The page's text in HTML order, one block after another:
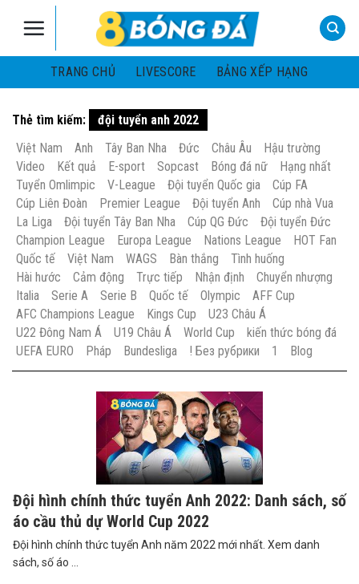
TRANG CHỦ
LIVESCORE BẢNG XẾP HẠNG
Thẻ tìm kiếm:
đội tuyển anh 2022
Việt Nam
Anh Tây Ban Nha Đức Châu Âu
Hậu trường
Video
Kết quả E-sport Sopcast Bóng đá nữ
Hạng nhất
Tuyển Omlimpic
V-League Đội tuyển Quốc gia
Cúp FA
Cúp Liên Đoàn
Premier League Đội tuyển Anh
Cúp nhà Vua
La Liga
Đội tuyển Tây Ban Nha Cúp QG Đức
Đội tuyển Đức
Champion League
Europa League Nations League
HOT Fan
Quốc tế
Việt Nam WAGS Bàn thắng
Tình huống
Hài hước
Cảm động Trực tiếp Nhận định
Chuyển nhượng
Italia
Serie A Serie B Quốc tế Olympic
AFF Cup
AFC Champions League
Kings Cup
U23 Châu Á
U22 Đông Nam Á
U19 Châu Á World Cup
kiến thức bóng đá
UEFA EURO
Pháp Bundesliga ! Без рубрики 1 Blog
Đội hình chính thức tuyển Anh 2022: Danh sách, số
áo cầu thủ dự World Cup 2022
Đội hình chính thức tuyển Anh năm 2022 mới nhất. Xem danh
sách, số áo ...